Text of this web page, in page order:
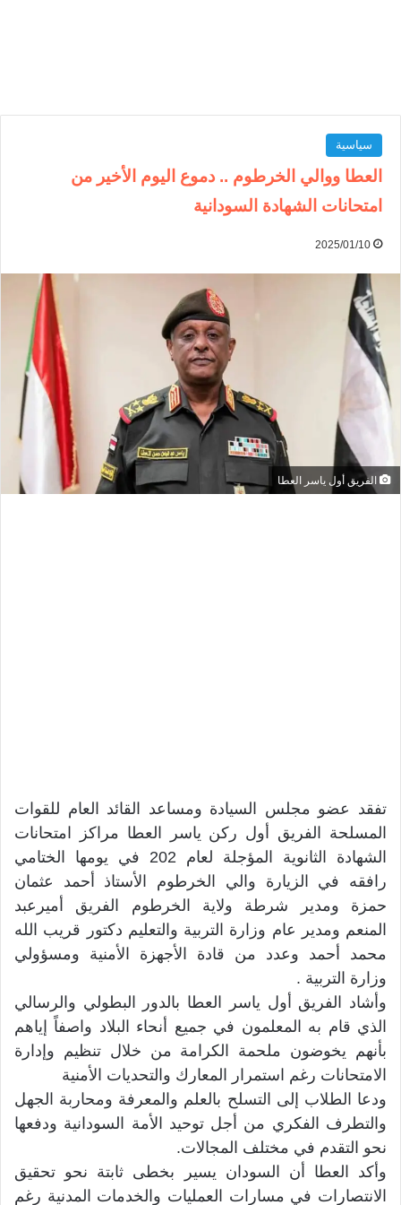
سياسية
العطا ووالي الخرطوم .. دموع اليوم الأخير من
امتحانات الشهادة السودانية
2025/01/10
الفريق أول ياسر العطا
تفقد عضو مجلس السيادة ومساعد القائد العام للقوات
المسلحة الفريق أول ركن ياسر العطا مراكز امتحانات
الشهادة الثانوية المؤجلة لعام 202 في يومها الختامي
رافقه في الزيارة والي الخرطوم الأستاذ أحمد عثمان
حمزة ومدير شرطة ولاية الخرطوم الفريق أميرعبد
المنعم ومدير عام وزارة التربية والتعليم دكتور قريب الله
محمد أحمد وعدد من قادة الأجهزة الأمنية ومسؤولي
وزارة التربية .
وأشاد الفريق أول ياسر العطا بالدور البطولي والرسالي
الذي قام به المعلمون في جميع أنحاء البلاد واصفاً إياهم
بأنهم يخوضون ملحمة الكرامة من خلال تنظيم وإدارة
الامتحانات رغم استمرار المعارك والتحديات الأمنية
ودعا الطلاب إلى التسلح بالعلم والمعرفة ومحاربة الجهل
والتطرف الفكري من أجل توحيد الأمة السودانية ودفعها
نحو التقدم في مختلف المجالات.
وأكد العطا أن السودان يسير بخطى ثابتة نحو تحقيق
الانتصارات في مسارات العمليات والخدمات المدنية رغم